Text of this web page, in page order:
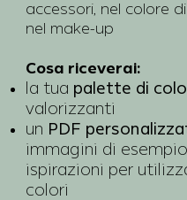
accessori, nel colore
nel make-up
Cosa riceverai:
la tua palette di
valorizzanti
un PDF
immagini di
ispirazioni per
colori